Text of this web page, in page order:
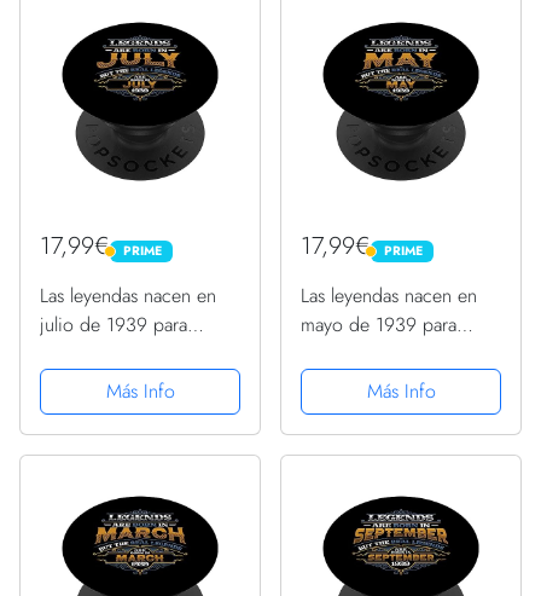
17,99€ PRIME
PRIME
Las leyendas nacen en
julio de 1939 para
PopSockets PopGrip
Intercambiable
Más Info
17,99€ PRIME
PRIME
Las leyendas nacen en
mayo de 1939 para
PopSockets PopGrip
Intercambiable
Más Info